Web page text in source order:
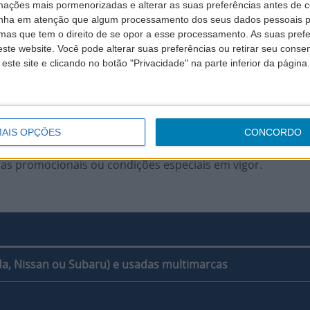
mais pormenorizadas e alterar as suas preferências antes de
em atenção que algum processamento dos seus dados pessoais
que tem o direito de se opor a esse processamento. As suas
website. Você pode alterar suas preferências ou retirar seu
site e clicando no botão "Privacidade" na parte inferior da página.
OPÇÕES CONCORDO
Novas das Marcas: Renault, Dacia, Ford, Honda,
automóveis multi-marca.
aqui.
promocionais ou condições especiais em vigor.
Nissan ou Subaru) e usadas multimarcas